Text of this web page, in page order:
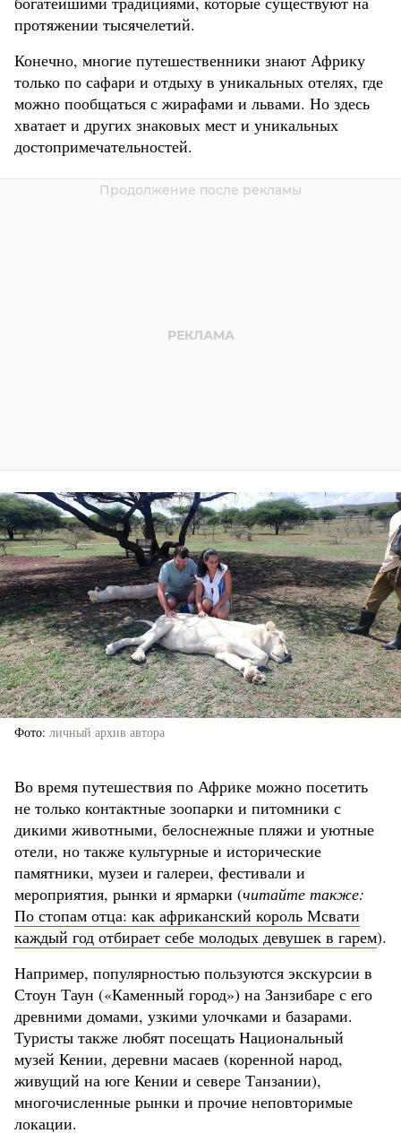
протяжении тысячелетий.
Конечно, многие путешественники знают Африку
только по сафари и отдыху в уникальных отелях, где
можно пообщаться с жирафами и львами. Но здесь
хватает и других знаковых мест и уникальных
достопримечательностей.
Фото личный архив автора
Во время путешествия по Африке можно посетить
не только контактные зоопарки и питомники с
дикими животными, белоснежные пляжи и уютные
отели, но также культурные и исторические
памятники, музеи и галереи, фестивали и
мероприятия, рынки и ярмарки (читайте также:
По стопам отца: как африканский король Мсвати
каждый год отбирает себе молодых девушек в гарем).
Например, популярностью пользуются экскурсии в
Стоун Таун («Каменный город») на Занзибаре с его
древними домами, узкими улочками и базарами.
Туристы также любят посещать Национальный
музей Кении, деревни масаев (коренной народ,
живущий на юге Кении и севере Танзании),
многочисленные рынки и прочие неповторимые
локации.